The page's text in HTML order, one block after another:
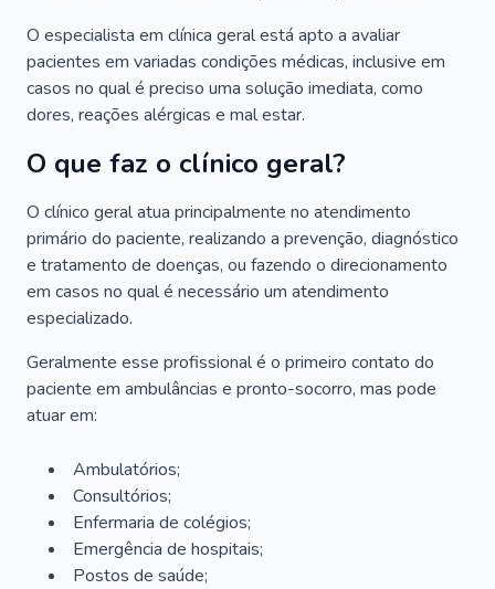
O especialista em clínica geral está apto a avaliar
pacientes em variadas condições médicas, inclusive em
casos no qual é preciso uma solução imediata, como
dores, reações alérgicas e mal estar.
O que faz o clínico geral?
O clínico geral atua principalmente no atendimento
primário do paciente, realizando a prevenção, diagnóstico
e tratamento de doenças, ou fazendo o direcionamento
em casos no qual é necessário um atendimento
especializado.
Geralmente esse profissional é o primeiro contato do
paciente em ambulâncias e pronto-socorro, mas pode
atuar em:
Ambulatórios;
Consultórios;
Enfermaria de colégios;
Emergência de hospitais;
Postos de saúde;